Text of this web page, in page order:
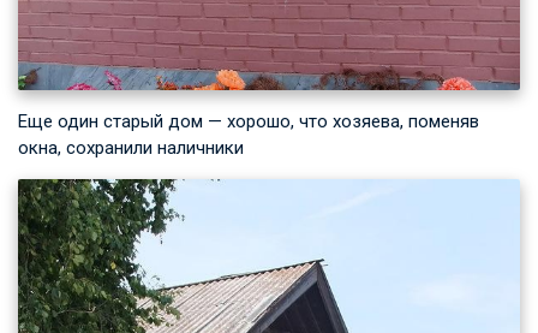
Еще один старый дом — хорошо, что хозяева, поменяв
окна, сохранили наличники